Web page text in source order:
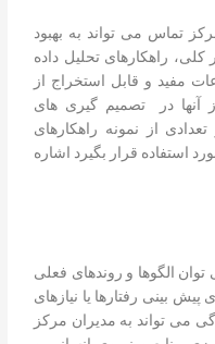
تماس می تواند به بهبود
راهکارهای تحلیل داده
مفید و قابل استخراج از
آنها در تصمیم گیری های
از نمونه راهکارهای
استفاده قرار بگیرد اشاره
الگوها و روندهای فعلی
بینی رفتارها یا نیازهای
می تواند به مدیران مرکز